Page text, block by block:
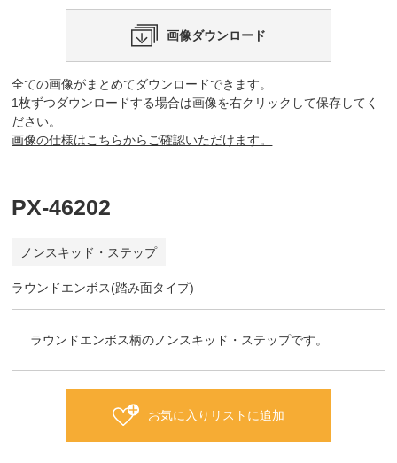
画像ダウンロード
全ての画像がまとめてダウンロードできます。
1枚ずつダウンロードする場合は画像を右クリックして保存してく
ださい。
画像の仕様はこちらからご確認いただけます。
PX-46202
ノンスキッド・ステップ
ラウンドエンボス(踏み面タイプ)
ラウンドエンボス柄のノンスキッド・ステップです。
お気に入りリストに追加